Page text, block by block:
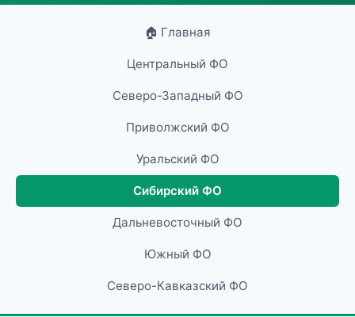
🏠 Главная
Центральный ФО
Северо-Западный ФО
Приволжский ФО
Уральский ФО
Сибирский ФО
Дальневосточный ФО
Южный ФО
Северо-Кавказский ФО